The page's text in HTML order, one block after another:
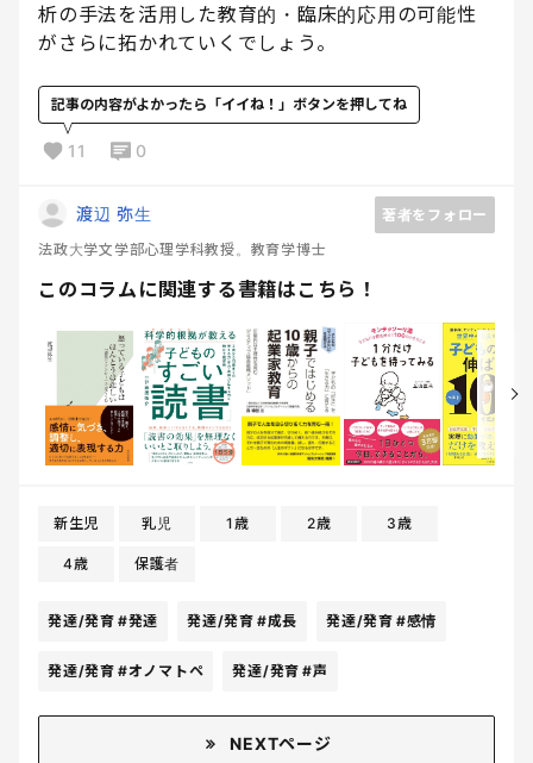
析の手法を活用した教育的・臨床的応用の可能性
がさらに拓かれていくでしょう。
記事の内容がよかったら「イイね！」ボタンを押してね
11 0
渡辺 弥生
著者をフォロー
法政大学文学部心理学科教授。教育学博士
このコラムに関連する書籍はこちら！
新生児 乳児 1歳 2歳 3歳
4歳 保護者
発達/発育 #発達 発達/発育 #成長 発達/発育 #感情
発達/発育 #オノマトペ 発達/発育 #声
NEXTページ